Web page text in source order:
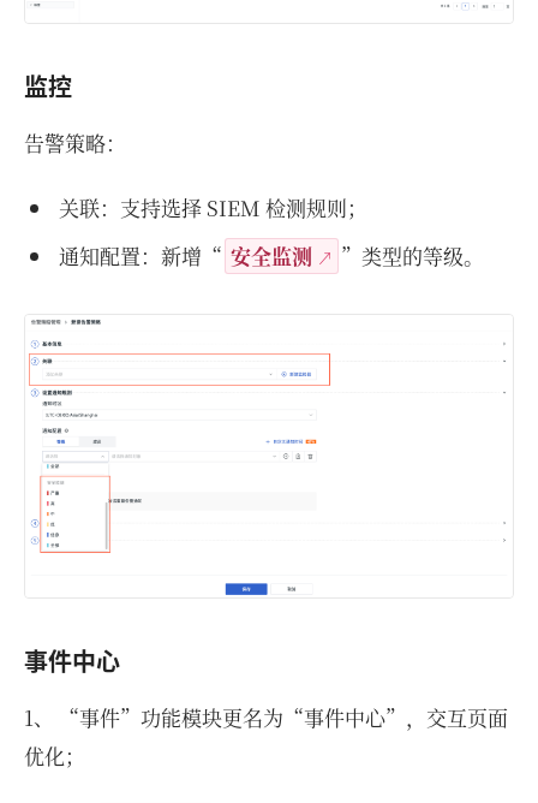
监控
告警策略：
关联：支持选择 SIEM 检测规则；
通知配置：新增“ 安全监测 ”类型的等级。
事件中心
1、 “事件”功能模块更名为“事件中心”，交互页面
优化；